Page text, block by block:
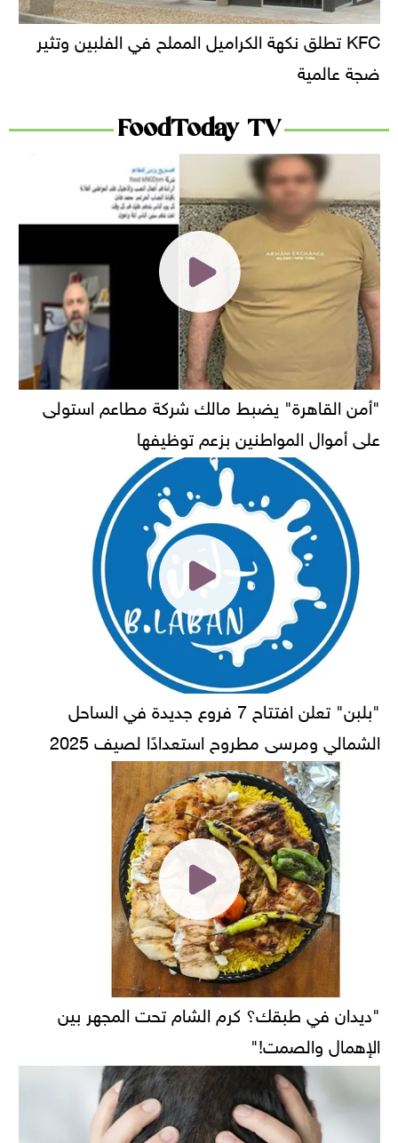
KFC تطلق نكهة الكراميل المملح في الفلبين وتثير
ضجة عالمية
FoodToday TV
"أمن القاهرة" يضبط مالك شركة مطاعم استولى
على أموال المواطنين بزعم توظيفها
"بلبن" تعلن افتتاح 7 فروع جديدة في الساحل
الشمالي ومرسى مطروح استعدادًا لصيف 2025
"ديدان في طبقك؟ كرم الشام تحت المجهر بين
الإهمال والصمت!"